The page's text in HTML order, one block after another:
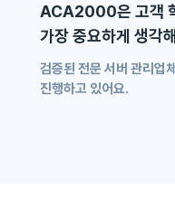
ACA2000은 고객
가장 중요하게 생각
검증된 전문 서버 관리업
진행하고 있어요.